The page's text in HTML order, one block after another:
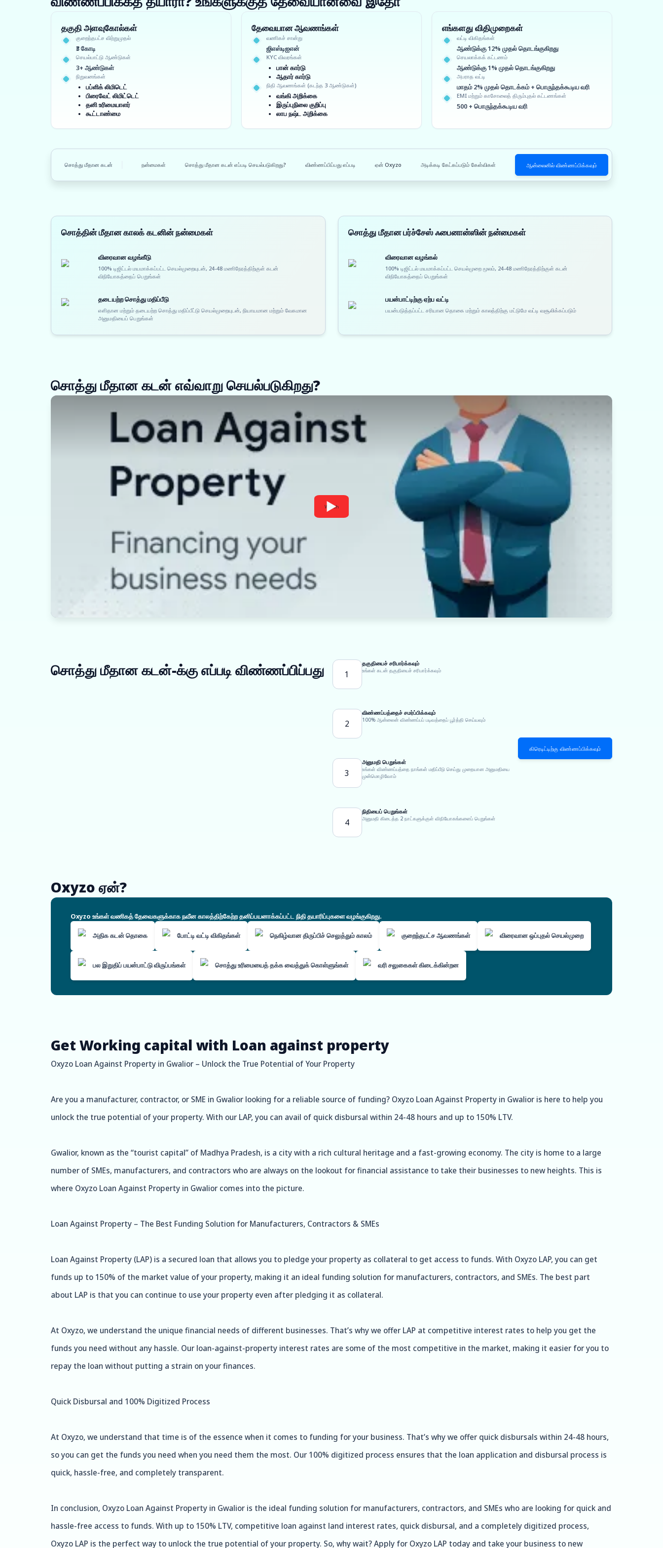
தகுதி அளவுகோல்கள்
குறைந்தபட்ச விற்றுமுதல்
₹3 கோடி
செயல்பாட்டு ஆண்டுகள்
3+ ஆண்டுகள்
நிறுவனங்கள்
பப்ளிக் லிமிடெட்
பிரைவேட் லிமிட்டெட்
தனி உரிமையாளர்
கூட்டாண்மை
தேவையான ஆவணங்கள்
வணிகச் சான்று
ஜிஎஸ்டிஐஎன்
KYC விவரங்கள்
பான் கார்டு
ஆதார் கார்டு
நிதி ஆவணங்கள் (கடந்த 3 ஆண்டுகள்)
வங்கி அறிக்கை
இருப்புநிலை குறிப்பு
லாப நஷ்ட அறிக்கை
எங்களது விதிமுறைகள்
வட்டி விகிதங்கள்
ஆண்டுக்கு 12% முதல் தொடங்குகிறது
செயலாக்கக் கட்டணம்
ஆண்டுக்கு 1% முதல் தொடங்குகிறது
அபராத வட்டி
மாதம் 2% முதல் தொடக்கம் + பொருந்தக்கூடிய வரி
EMI மற்றும் காசோலைத் திரும்புதல் கட்டணங்கள்
500 + பொருந்தக்கூடிய வரி
சொத்து மீதான கடன் நன்மைகள் சொத்து மீதான கடன் எப்படி செயல்படுகிறது? விண்ணப்பிப்பது எப்படி ஏன் Oxyzo அடிக்கடி கேட்கப்படும் கேள்விகள் ஆன்லைனில் விண்ணப்பிக்கவும்
சொத்தின் மீதான காலக் கடனின் நன்மைகள்
விரைவான வழங்கீடு
100% டிஜிட்டல் மயமாக்கப்பட்ட செயல்முறையுடன், 24-48 மணிநேரத்திற்குள் கடன்
விநியோகத்தைப் பெறுங்கள்
தடையற்ற சொத்து மதிப்பீடு
எளிதான மற்றும் தடையற்ற சொத்து மதிப்பீட்டு செயல்முறையுடன், நியாயமான மற்றும் வேகமான
அனுமதியைப் பெறுங்கள்
சொத்து மீதான பர்ச்சேஸ் ஃபைனான்ஸின் நன்மைகள்
விரைவான வழங்கல்
100% டிஜிட்டல் மயமாக்கப்பட்ட செயல்முறை மூலம், 24-48 மணிநேரத்திற்குள் கடன்
விநியோகத்தைப் பெறுங்கள்
பயன்பாட்டிற்கு ஏற்ப வட்டி
பயன்படுத்தப்பட்ட சரியான தொகை மற்றும் காலத்திற்கு மட்டுமே வட்டி வசூலிக்கப்படும்
சொத்து மீதான கடன் எவ்வாறு செயல்படுகிறது?
Watch
சொத்து மீதான கடன்-க்கு எப்படி விண்ணப்பிப்பது 1
தகுதியைச் சரிபார்க்கவும்
உங்கள் கடன் தகுதியைச் சரிபார்க்கவும்
2
விண்ணப்பத்தைச் சமர்ப்பிக்கவும்
100% ஆன்லைன் விண்ணப்பப் படிவத்தைப் பூர்த்தி செய்யவும்
3
அனுமதி பெறுங்கள்
உங்கள் விண்ணப்பத்தை நாங்கள் மதிப்பீடு செய்து முறையான அனுமதியை
முன்மொழிவோம்
4
நிதியைப் பெறுங்கள்
அனுமதி கிடைத்த 2 நாட்களுக்குள் விநியோகங்களைப் பெறுங்கள்
கிரெடிட்டிற்கு விண்ணப்பிக்கவும்
Oxyzo ஏன்?
Oxyzo உங்கள் வணிகத் தேவைகளுக்காக நவீன காலத்திற்கேற்ற தனிப்பயனாக்கப்பட்ட நிதி தயாரிப்புகளை வழங்குகிறது.
அதிக கடன் தொகை போட்டி வட்டி விகிதங்கள் நெகிழ்வான திருப்பிச் செலுத்தும் காலம் குறைந்தபட்ச ஆவணங்கள் விரைவான ஒப்புதல் செயல்முறை
பல இறுதிப் பயன்பாட்டு விருப்பங்கள் சொத்து உரிமையைத் தக்க வைத்துக் கொள்ளுங்கள் வரி சலுகைகள் கிடைக்கின்றன
Get Working capital with Loan against property
Oxyzo Loan Against Property in Gwalior – Unlock the True Potential of Your Property
Are you a manufacturer, contractor, or SME in Gwalior looking for a reliable source of funding? Oxyzo Loan Against Property in Gwalior is here to help you
unlock the true potential of your property. With our LAP, you can avail of quick disbursal within 24-48 hours and up to 150% LTV.
Gwalior, known as the “tourist capital” of Madhya Pradesh, is a city with a rich cultural heritage and a fast-growing economy. The city is home to a large
number of SMEs, manufacturers, and contractors who are always on the lookout for financial assistance to take their businesses to new heights. This is
where Oxyzo Loan Against Property in Gwalior comes into the picture.
Loan Against Property – The Best Funding Solution for Manufacturers, Contractors & SMEs
Loan Against Property (LAP) is a secured loan that allows you to pledge your property as collateral to get access to funds. With Oxyzo LAP, you can get
funds up to 150% of the market value of your property, making it an ideal funding solution for manufacturers, contractors, and SMEs. The best part
about LAP is that you can continue to use your property even after pledging it as collateral.
At Oxyzo, we understand the unique financial needs of different businesses. That’s why we offer LAP at competitive interest rates to help you get the
funds you need without any hassle. Our loan-against-property interest rates are some of the most competitive in the market, making it easier for you to
repay the loan without putting a strain on your finances.
Quick Disbursal and 100% Digitized Process
At Oxyzo, we understand that time is of the essence when it comes to funding for your business. That’s why we offer quick disbursals within 24-48 hours,
so you can get the funds you need when you need them the most. Our 100% digitized process ensures that the loan application and disbursal process is
quick, hassle-free, and completely transparent.
In conclusion, Oxyzo Loan Against Property in Gwalior is the ideal funding solution for manufacturers, contractors, and SMEs who are looking for quick and
hassle-free access to funds. With up to 150% LTV, competitive loan against land interest rates, quick disbursal, and a completely digitized process,
Oxyzo LAP is the perfect way to unlock the true potential of your property. So, why wait? Apply for Oxyzo LAP today and take your business to new